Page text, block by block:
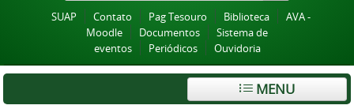
SUAP Contato Pag Tesouro Biblioteca
AVA -
Moodle
Documentos
Sistema de
eventos
Periódicos Ouvidoria
MENU